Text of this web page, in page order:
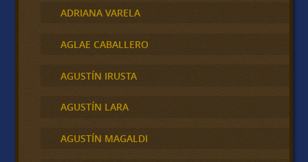
ADRIANA VARELA
AGLAE CABALLERO
AGUSTÍN IRUSTA
AGUSTÍN LARA
AGUSTÍN MAGALDI